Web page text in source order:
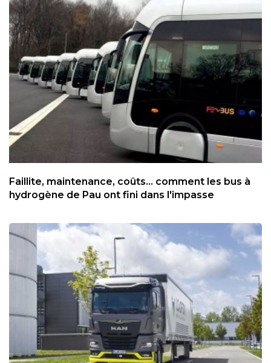
Faillite, maintenance, coûts... comment les bus à
hydrogène de Pau ont fini dans l'impasse